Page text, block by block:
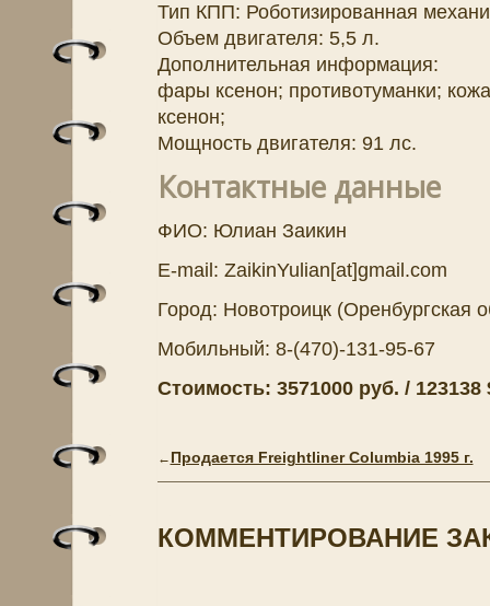
Тип КПП: Роботизированная
Объем двигателя: 5,5 л.
Дополнительная информация:
фары ксенон; противотуманки;
ксенон;
Мощность двигателя: 91 лс.
Контактные данные
ФИО: Юлиан Заикин
E-mail: ZaikinYulian[at]gmail.com
Город: Новотроицк (Оренбургская
Мобильный: 8-(470)-131-95-67
Стоимость: 3571000 руб. / 123138
← Продается Freightliner Columbia 1995 г.
КОММЕНТИРОВАНИЕ